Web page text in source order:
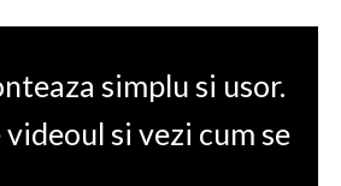
simplu si usor.
si vezi cum se